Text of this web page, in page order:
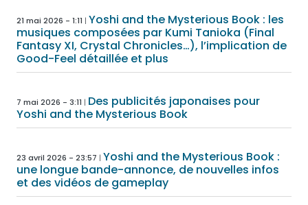
21 mai 2026 - 1:11
Yoshi and the Mysterious Book : les
musiques composées par Kumi Tanioka (Final
Fantasy XI, Crystal Chronicles…), l’implication de
Good-Feel détaillée et plus
7 mai 2026 - 3:11
Des publicités japonaises pour
Yoshi and the Mysterious Book
23 avril 2026 - 23:57
Yoshi and the Mysterious Book :
une longue bande-annonce, de nouvelles infos
et des vidéos de gameplay